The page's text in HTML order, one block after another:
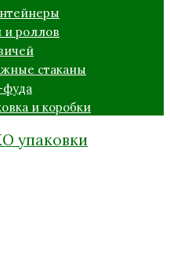
и роллов
стаканы
фуда
и коробки
упаковки